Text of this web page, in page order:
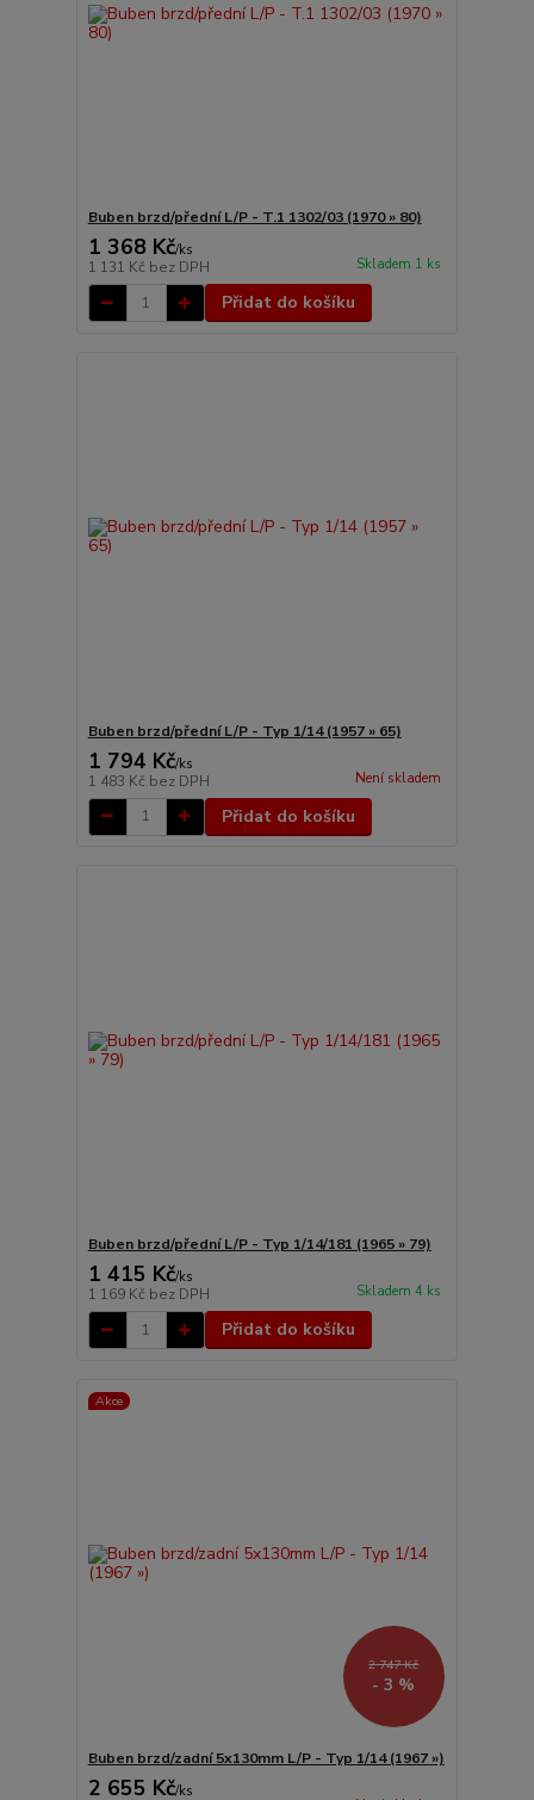
Buben brzd/přední L/P - T.1 1302/03 (1970 » 80)
1 368 Kč/ks
1 131 Kč bez DPH Skladem 1 ks
Přidat do košíku
Buben brzd/přední L/P - Typ 1/14 (1957 » 65)
1 794 Kč/ks
1 483 Kč bez DPH Není skladem
Přidat do košíku
Buben brzd/přední L/P - Typ 1/14/181 (1965 » 79)
1 415 Kč/ks
1 169 Kč bez DPH Skladem 4 ks
Přidat do košíku
Akce
2 747 Kč
- 3 %
Buben brzd/zadní 5x130mm L/P - Typ 1/14 (1967 »)
2 655 Kč/ks